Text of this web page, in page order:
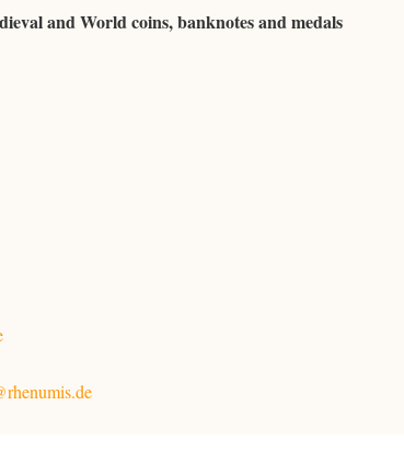
and World coins, banknotes and medals